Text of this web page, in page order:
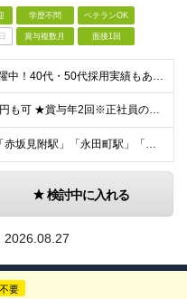
学歴不問 ベテランOK
賞与複数月 面接1回
＼40代・50代活躍中！40代・50代採用実績もあります◎／ ◆学歴不問 ◆未経験OK 【正社員デビュー、ブランクのある方も大歓迎！】 まずは面接にてお話しましょう♪ 【契約更新の可能性】あり／雇用
★月収28万8000円も可 ★賞与年2回※正社員のみ 【正社員の場合】 月給236,100円～ ※残業が発生した場合、超過分は別途支給します ※試用期間4ヵ月あり。期間中の給与・待遇の差異はありませ
☆「四ツ谷駅」「赤坂見附駅」「永田町駅」「麴町駅」が最寄り駅 ☆配置転換なし！毎日同じ場所で働けます！ ◆東京都千代田区紀尾井町 【勤務地固定のメリット】 ・通勤ルートが変わらない安心感 ・慣れた
検討中に入れる
2026.08.27
要